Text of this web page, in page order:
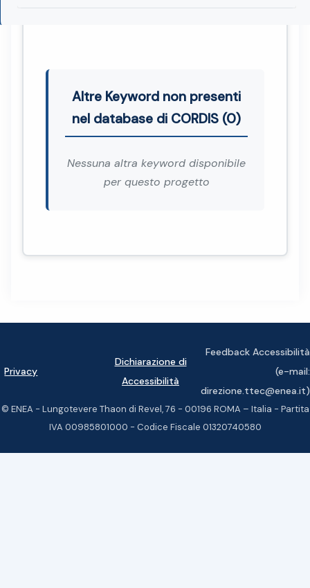
Altre Keyword non presenti
nel database di CORDIS (0)
Nessuna altra keyword disponibile
per questo progetto
Privacy
Dichiarazione di
Accessibilità
Feedback Accessibilità
(e-mail:
direzione.ttec@enea.it)
© ENEA - Lungotevere Thaon di Revel, 76 - 00196 ROMA – Italia - Partita
IVA 00985801000 - Codice Fiscale 01320740580